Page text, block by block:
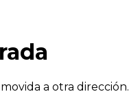
a otra dirección.